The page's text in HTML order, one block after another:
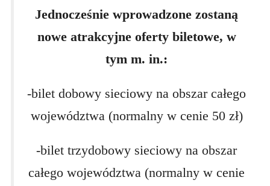
Jednocześnie wprowadzone zostaną
nowe atrakcyjne oferty biletowe, w
tym m. in.:
-bilet dobowy sieciowy na obszar całego
województwa (normalny w cenie 50 zł)
-bilet trzydobowy sieciowy na obszar
całego województwa (normalny w cenie